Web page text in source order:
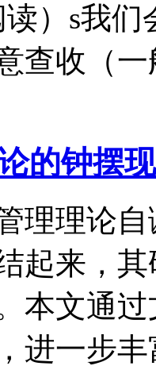
）s我
查收（
的钟摆
理理论
起来，
本文通
进一步